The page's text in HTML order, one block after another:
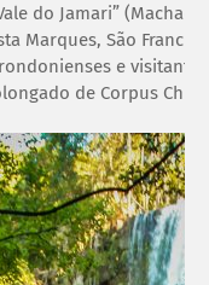
do Jamari”
Marques, São
e
de Corpus